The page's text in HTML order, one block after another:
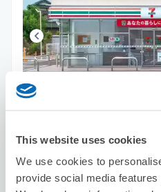
This website uses cookies
We use cookies to
provide social media
保管できる荷物数
8/8土 8/9 日 8/10月 8/11